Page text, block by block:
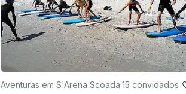
Aventuras em S'Arena Scoada·15 convidados